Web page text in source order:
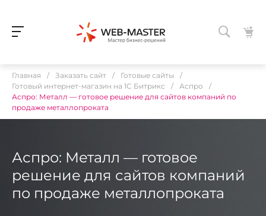
Главная / Заказать сайт / Готовые сайты
/
Готовый интернет-магазин на 1C Битрикс
/ Аспро
/
Аспро: Металл — готовое решение для сайтов компаний по
продаже металлопроката
Аспро: Металл — готовое
решение для сайтов компаний
по продаже металлопроката